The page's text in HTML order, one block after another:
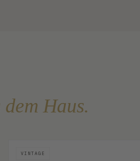
dem Haus.
VINTAGE